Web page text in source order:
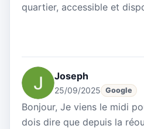
quartier, accessible et
Joseph
25/09/2025 Google
Bonjour, Je viens le midi
dois dire que depuis la